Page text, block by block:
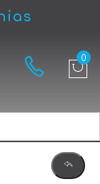
Καφέ Άνθος